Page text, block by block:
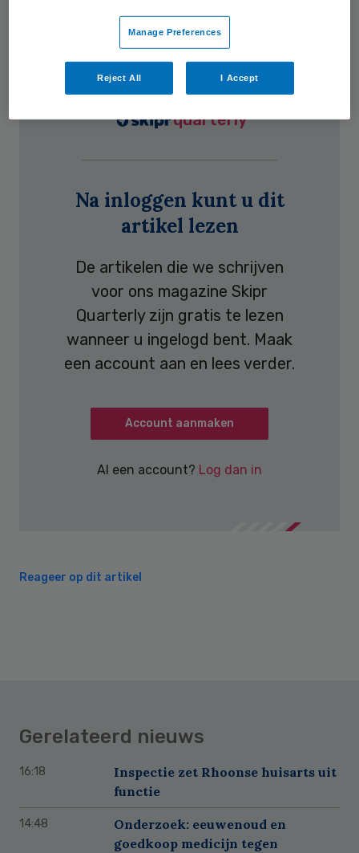
GHOR Nederland André Rouvoet, over de
geleerde lessen
quarterly
Na inloggen kunt u dit
artikel lezen
De artikelen die we schrijven
voor ons magazine Skipr
Quarterly zijn gratis te lezen
wanneer u ingelogd bent. Maak
een account aan en lees verder.
Account aanmaken
Al een account? Log dan in
Reageer op dit artikel
Gerelateerd nieuws
16:18
Inspectie zet Rhoonse huisarts uit
functie
14:48
Onderzoek: eeuwenoud en
goedkoop medicijn tegen
Manage Preferences
Reject All I Accept